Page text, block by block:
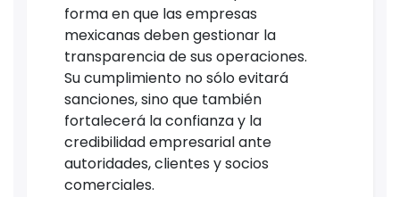
forma en que las empresas
mexicanas deben gestionar la
transparencia de sus operaciones.
Su cumplimiento no sólo evitará
sanciones, sino que también
fortalecerá la confianza y la
credibilidad empresarial ante
autoridades, clientes y socios
comerciales.